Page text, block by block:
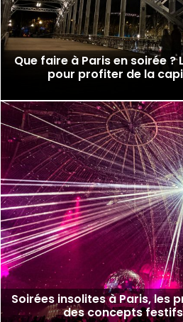
Que faire à Paris en soirée
pour profiter de la
Soirées insolites à Paris, les
des concepts